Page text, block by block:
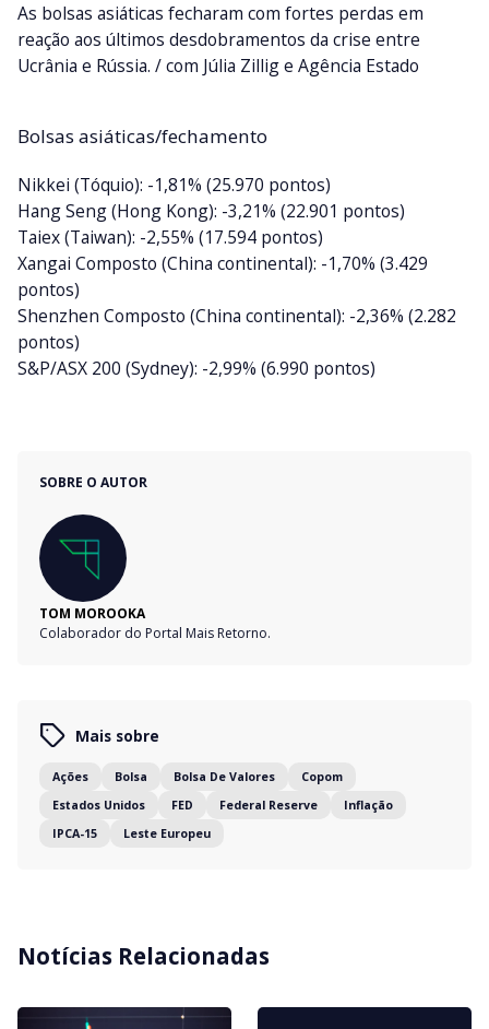
As bolsas asiáticas fecharam com fortes perdas em
reação aos últimos desdobramentos da crise entre
Ucrânia e Rússia. / com Júlia Zillig e Agência Estado
Bolsas asiáticas/fechamento
Nikkei (Tóquio): -1,81% (25.970 pontos)
Hang Seng (Hong Kong): -3,21% (22.901 pontos)
Taiex (Taiwan): -2,55% (17.594 pontos)
Xangai Composto (China continental): -1,70% (3.429
pontos)
Shenzhen Composto (China continental): -2,36% (2.282
pontos)
S&P/ASX 200 (Sydney): -2,99% (6.990 pontos)
SOBRE O AUTOR
TOM MOROOKA
Colaborador do Portal Mais Retorno.
Mais sobre
Ações Bolsa Bolsa De Valores
Copom
Estados Unidos
FED Federal Reserve
Inflação
IPCA-15
Leste Europeu
Notícias Relacionadas